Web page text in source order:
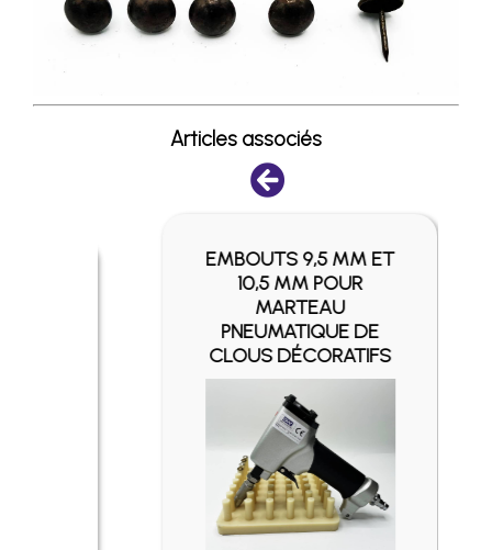
Articles associés
EMBOUTS 9,5 MM ET
10,5 MM POUR
MARTEAU
PNEUMATIQUE DE
CLOUS DÉCORATIFS